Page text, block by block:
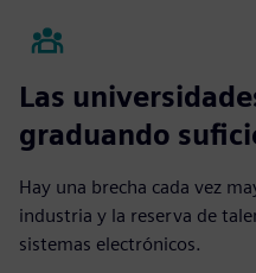
Las
graduando
Hay una brecha cada vez
industria y la reserva de
sistemas electrónicos.